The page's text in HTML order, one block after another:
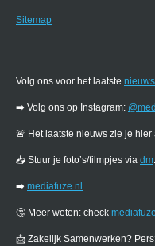
Sitemap
Volg ons voor het laatste nieuws
➡️ Volg ons op Instagram:
🚨 Het laatste nieuws zie je hier
📥 Stuur je foto’s/filmpjes via dm.
➡️ mediafuze.nl
🤔 Meer weten: check
📩 Zakelijk Samenwerken?